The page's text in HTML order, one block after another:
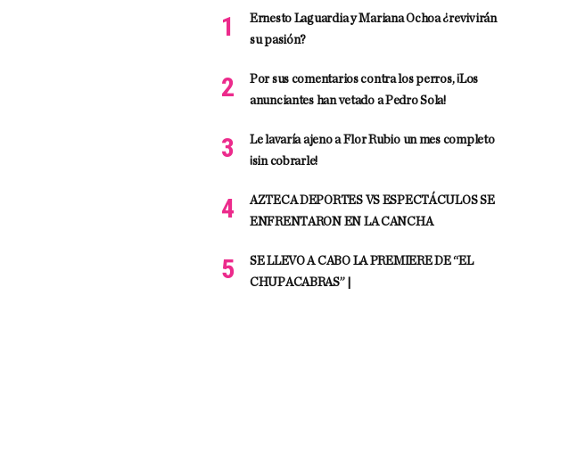
Ernesto Laguardia y Mariana Ochoa ¿revivirán
su pasión?
Por sus comentarios contra los perros, ¡Los
anunciantes han vetado a Pedro Sola!
Le lavaría ajeno a Flor Rubio un mes completo
¡sin cobrarle!
AZTECA DEPORTES VS ESPECTÁCULOS SE
ENFRENTARON EN LA CANCHA
SE LLEVO A CABO LA PREMIERE DE “EL
CHUPACABRAS” |